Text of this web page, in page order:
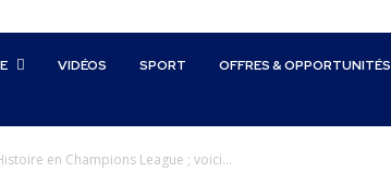
VIDÉOS SPORT OFFRES & OPPORTUNITÉS
en Champions League ; voici...